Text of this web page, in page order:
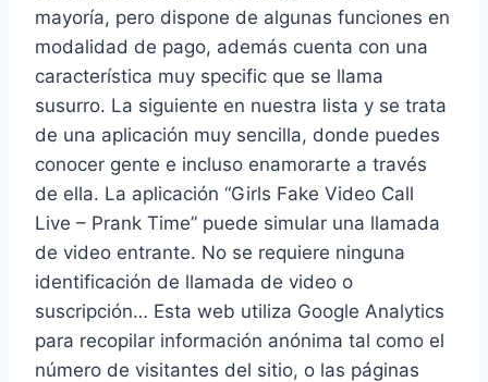
mayoría, pero dispone de algunas funciones en
modalidad de pago, además cuenta con una
característica muy specific que se llama
susurro. La siguiente en nuestra lista y se trata
de una aplicación muy sencilla, donde puedes
conocer gente e incluso enamorarte a través
de ella. La aplicación “Girls Fake Video Call
Live – Prank Time” puede simular una llamada
de video entrante. No se requiere ninguna
identificación de llamada de video o
suscripción… Esta web utiliza Google Analytics
para recopilar información anónima tal como el
número de visitantes del sitio, o las páginas